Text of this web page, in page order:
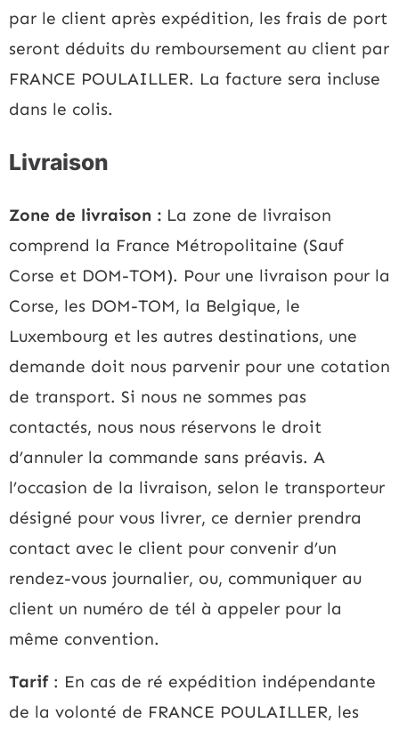
par le client après expédition, les frais de port
seront déduits du remboursement au client par
FRANCE POULAILLER. La facture sera incluse
dans le colis.
Livraison
Zone de livraison : La zone de livraison
comprend la France Métropolitaine (Sauf
Corse et DOM-TOM). Pour une livraison pour la
Corse, les DOM-TOM, la Belgique, le
Luxembourg et les autres destinations, une
demande doit nous parvenir pour une cotation
de transport. Si nous ne sommes pas
contactés, nous nous réservons le droit
d’annuler la commande sans préavis. A
l’occasion de la livraison, selon le transporteur
désigné pour vous livrer, ce dernier prendra
contact avec le client pour convenir d’un
rendez-vous journalier, ou, communiquer au
client un numéro de tél à appeler pour la
même convention.
Tarif: En cas de ré expédition indépendante
de la volonté de FRANCE POULAILLER, les